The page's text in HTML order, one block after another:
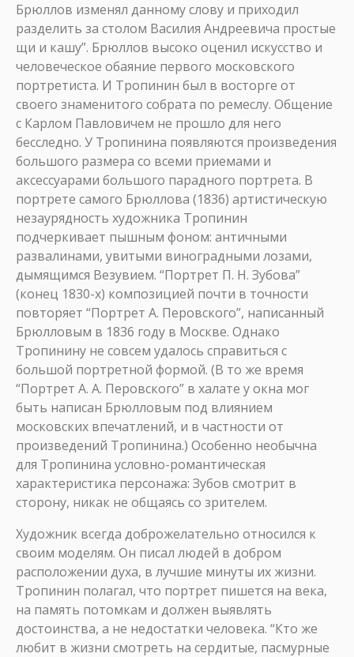
Брюллов изменял данному слову и приходил
разделить за столом Василия Андреевича простые
щи и кашу”. Брюллов высоко оценил искусство и
человеческое обаяние первого московского
портретиста. И Тропинин был в восторге от
своего знаменитого собрата по ремеслу. Общение
с Карлом Павловичем не прошло для него
бесследно. У Тропинина появляются произведения
большого размера со всеми приемами и
аксессуарами большого парадного портрета. В
портрете самого Брюллова (1836) артистическую
незаурядность художника Тропинин
подчеркивает пышным фоном: античными
развалинами, увитыми виноградными лозами,
дымящимся Везувием. “Портрет П. Н. Зубова”
(конец 1830-х) композицией почти в точности
повторяет “Портрет А. Перовского”, написанный
Брюлловым в 1836 году в Москве. Однако
Тропинину не совсем удалось справиться с
большой портретной формой. (В то же время
“Портрет А. А. Перовского” в халате у окна мог
быть написан Брюлловым под влиянием
московских впечатлений, и в частности от
произведений Тропинина.) Особенно необычна
для Тропинина условно-романтическая
характеристика персонажа: Зубов смотрит в
сторону, никак не общаясь со зрителем.
Художник всегда доброжелательно относился к
своим моделям. Он писал людей в добром
расположении духа, в лучшие минуты их жизни.
Тропинин полагал, что портрет пишется на века,
на память потомкам и должен выявлять
достоинства, а не недостатки человека. “Кто же
любит в жизни смотреть на сердитые, пасмурные